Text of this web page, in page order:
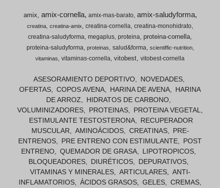
amix amix-cornella amix-mas-barato amix-saludyforma
creatina creatina-amix creatina-cornella creatina-monohidrato
creatina-saludyforma megaplus proteina proteina-cornella
proteina-saludyforma proteinas salud&forma
scientiffic-nutrition
vitaminas
vitaminas-cornella vitobest vitobest-cornella
ASESORAMIENTO DEPORTIVO
NOVEDADES
OFERTAS
COPOS AVENA HARINA DE AVENA
HARINA
DE ARROZ
HIDRATOS DE CARBONO
VOLUMINIZADORES
PROTEINAS
PROTEINA VEGETAL
ESTIMULANTE TESTOSTERONA
RECUPERADOR
MUSCULAR
AMINOÁCIDOS CREATINAS
PRE-
ENTRENOS
PRE ENTRENO CON ESTIMULANTE
POST
ENTRENO
QUEMADOR DE GRASA
LIPOTROPICOS
BLOQUEADORES
DIURÉTICOS
DEPURATIVOS
VITAMINAS Y MINERALES
ARTICULARES
ANTI-
INFLAMATORIOS
ÁCIDOS GRASOS GELES
CREMAS